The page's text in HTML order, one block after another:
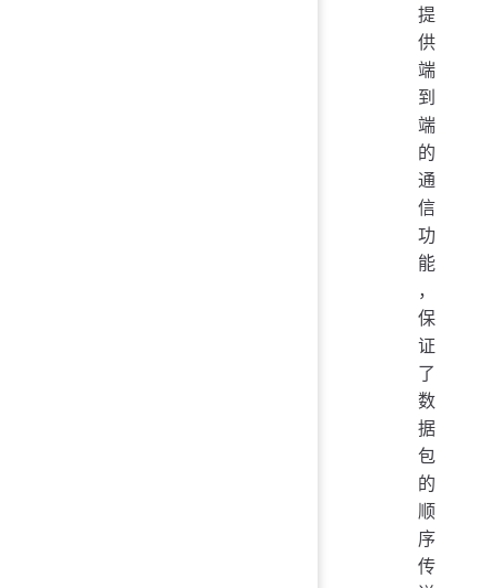
提
供
端
到
端
的
通
信
功
能
，
保
证
了
数
据
包
的
顺
序
传